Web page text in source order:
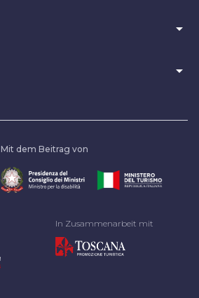
arrow_drop_down
arrow_drop_down
Mit dem Beitrag von
In Zusammenarbeit mit